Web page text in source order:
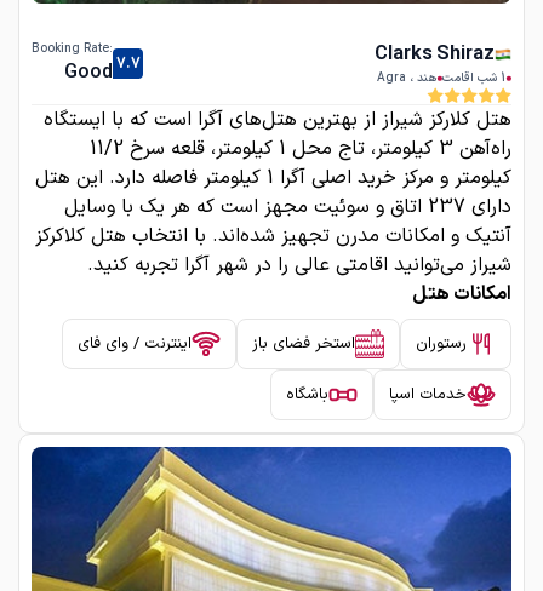
Clarks Shiraz
1 شب اقامت هند ، Agra
7.7
:Booking Rate
Good
هتل کلارکز شیراز از بهترین هتل‌های آگرا است که با ایستگاه
راه‌آهن 3 کیلومتر، تاج محل 1 کیلومتر، قلعه سرخ 11/2
کیلومتر و مرکز خرید اصلی آگرا 1 کیلومتر فاصله دارد. این هتل
دارای 237 اتاق و سوئیت مجهز است که هر یک با وسایل
آنتیک و امکانات مدرن تجهیز شده‌اند. با انتخاب هتل کلاکرکز
شیراز می‌توانید اقامتی عالی را در شهر آگرا تجربه کنید.
امکانات هتل
رستوران استخر فضای باز اینترنت / وای فای
خدمات اسپا باشگاه